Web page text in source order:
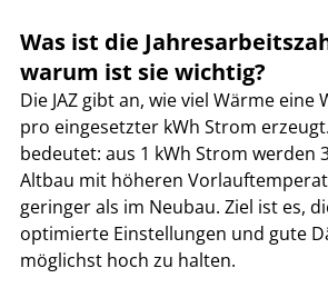
Was ist die
warum ist sie wichtig?
Die JAZ gibt an, wie viel Wärme eine
pro eingesetzter kWh Strom erzeugt.
bedeutet: aus 1 kWh Strom werden
Altbau mit höheren
geringer als im Neubau. Ziel ist es,
optimierte Einstellungen und gute
möglichst hoch zu halten.